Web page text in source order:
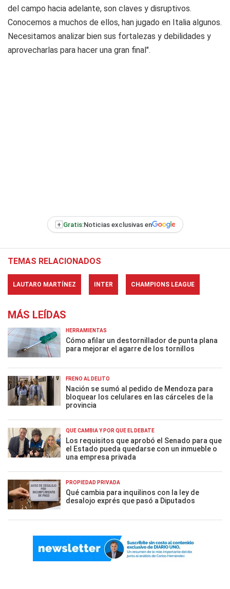
del campo hacia adelante, son claves y disruptivos.
Conocemos a muchos de ellos, han jugado en Italia algunos.
Necesitamos analizar bien sus fortalezas y debilidades y
aprovecharlas para hacer una gran final".
+ Gratis:Noticias exclusivas en
TEMAS RELACIONADOS
LAUTARO MARTÍNEZ INTER CHAMPIONS LEAGUE
MÁS LEÍDAS
HERRAMIENTAS
Cómo afilar un destornillador de punta plana
para mejorar el agarre de los tornillos
FRENO AL DELITO
Nación se sumó al pedido de Mendoza para
bloquear los celulares en las cárceles de la
provincia
QUÉ CAMBIA Y POR QUÉ EL DEBATE
Los requisitos que aprobó el Senado para que
el Estado pueda quedarse con un inmueble o
una empresa privada
PROPIEDAD PRIVADA
Qué cambia para inquilinos con la ley de
desalojo exprés que pasó a Diputados